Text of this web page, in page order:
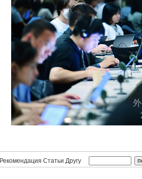
Рекомендация Статьи Другу